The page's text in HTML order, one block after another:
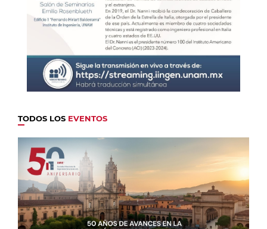
TODOS LOS EVENTOS